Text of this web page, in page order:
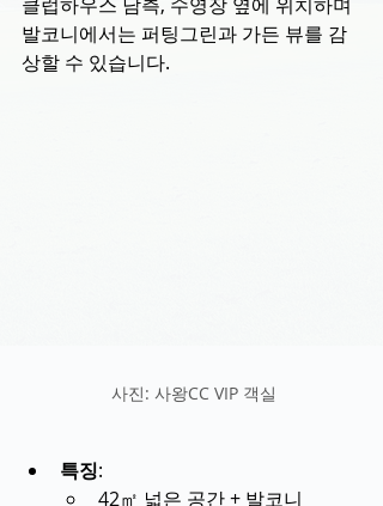
발코니에서는 퍼팅그린과 가든 뷰를 감
상할 수 있습니다.
사진: 사왕CC VIP 객실
특징:
42㎡ 넓은 공간 + 발코니